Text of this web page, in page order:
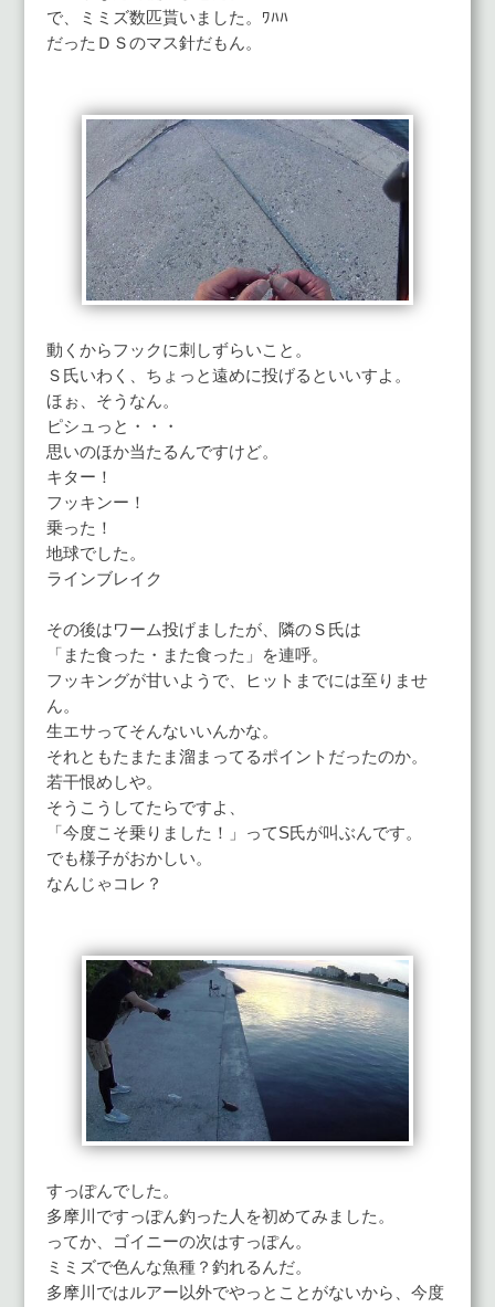
で、ミミズ数匹貰いました。ﾜﾊﾊ
だったＤＳのマス針だもん。
動くからフックに刺しずらいこと。
Ｓ氏いわく、ちょっと遠めに投げるといいすよ。
ほぉ、そうなん。
ピシュっと・・・
思いのほか当たるんですけど。
キター！
フッキンー！
乗った！
地球でした。
ラインブレイク
その後はワーム投げましたが、隣のＳ氏は
「また食った・また食った」を連呼。
フッキングが甘いようで、ヒットまでには至りませ
ん。
生エサってそんないいんかな。
それともたまたま溜まってるポイントだったのか。
若干恨めしや。
そうこうしてたらですよ、
「今度こそ乗りました！」ってS氏が叫ぶんです。
でも様子がおかしい。
なんじゃコレ？
すっぽんでした。
多摩川ですっぽん釣った人を初めてみました。
ってか、ゴイニーの次はすっぽん。
ミミズで色んな魚種？釣れるんだ。
多摩川ではルアー以外でやっとことがないから、今度